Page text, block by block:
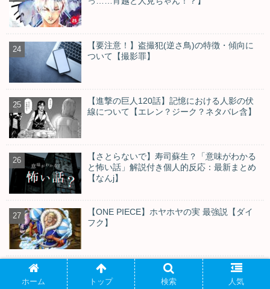
【要注意！】盗撮犯(逆さ鳥)の特徴・傾向に
ついて【撮影罪】
【進撃の巨人120話】記憶における人影の伏
線について【エレン？ジーク？ネタバレ含】
【さとらないで】寿司蘇生？「意味がわかる
と怖い話」解説付き個人的反応：最新まとめ
【なんj】
【ONE PIECE】ホヤホヤの実 最強説【ダイ
フク】
【ネタ&痛い】YouTubeのコメント欄でよく
見るものまとめ【自分語り】
ホーム トップ 検索 人気